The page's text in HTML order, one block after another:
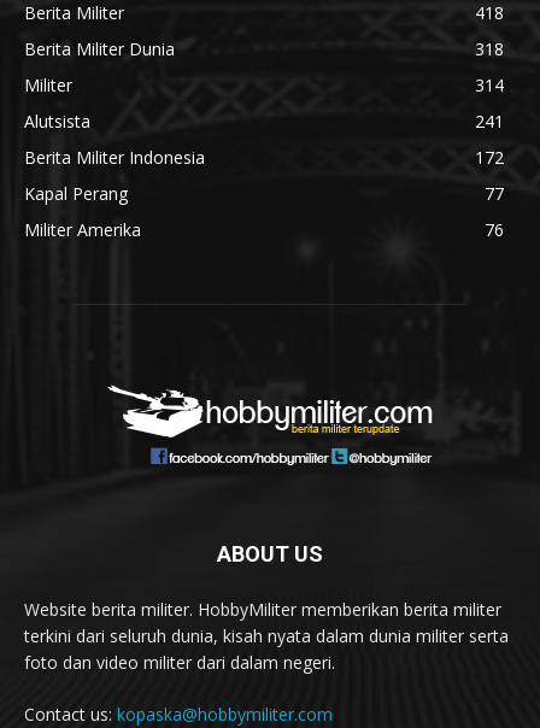
Berita Militer
418
Berita Militer Dunia
318
Militer
314
Alutsista
241
Berita Militer Indonesia
172
Kapal Perang
77
Militer Amerika
76
ABOUT US
Website berita militer. HobbyMiliter memberikan berita militer
terkini dari seluruh dunia, kisah nyata dalam dunia militer serta
foto dan video militer dari dalam negeri.
Contact us: kopaska@hobbymiliter.com